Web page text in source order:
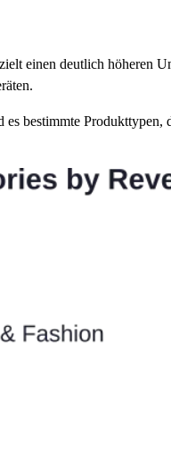
einen deutlich höheren
es bestimmte Produkttypen,